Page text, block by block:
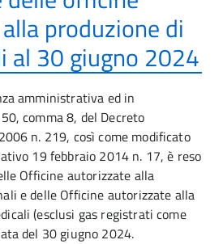
produzione di
al 30 giugno 2024
amministrativa ed in
comma 8, del Decreto
n. 219, così come modificato
19 febbraio 2014 n. 17, è reso
Officine autorizzate alla
e delle Officine autorizzate alla
(esclusi gas registrati come
del 30 giugno 2024.